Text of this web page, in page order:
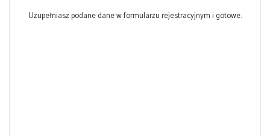
Uzupełniasz podane dane w formularzu rejestracyjnym i gotowe.